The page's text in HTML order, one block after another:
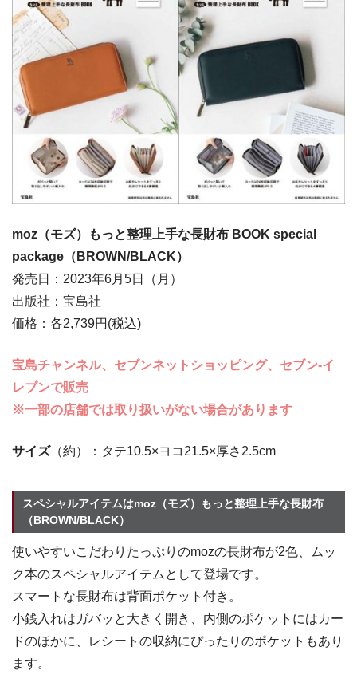
moz（モズ）もっと整理上手な長財布 BOOK special
package（BROWN/BLACK）
発売日：2023年6月5日（月）
出版社：宝島社
価格：各2,739円(税込)
宝島チャンネル、セブンネットショッピング、セブン‐イ
レブンで販売
※一部の店舗では取り扱いがない場合があります
サイズ（約）：タテ10.5×ヨコ21.5×厚さ2.5cm
スペシャルアイテムはmoz（モズ）もっと整理上手な長財布
（BROWN/BLACK）
使いやすいこだわりたっぷりのmozの長財布が2色、ムッ
ク本のスペシャルアイテムとして登場です。
スマートな長財布は背面ポケット付き。
小銭入れはガバッと大きく開き、内側のポケットにはカー
ドのほかに、レシートの収納にぴったりのポケットもあり
ます。